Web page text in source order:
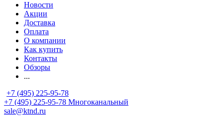
Новости
Акции
Доставка
Оплата
О компании
Как купить
Контакты
Обзоры
...
+7 (495) 225-95-78
+7 (495) 225-95-78 Многоканальный
sale@ktnd.ru